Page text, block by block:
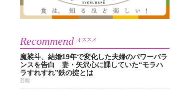
Recommend オススメ
魔裟斗、結婚19年で変化した夫婦のパワーバラ
ンスを告白 妻・矢沢心に課していた“モラハ
ラすれすれ”鉄の掟とは
芸能